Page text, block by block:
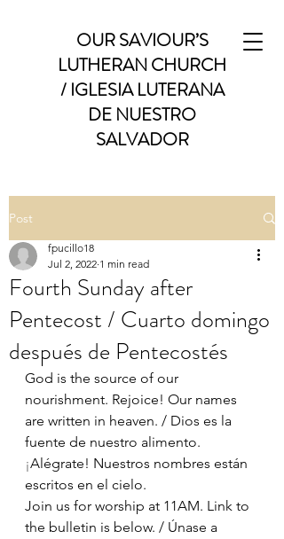
OUR SAVIOUR’S
LUTHERAN CHURCH
/ IGLESIA LUTERANA
DE NUESTRO
SALVADOR
Post
Fourth Sunday after
Pentecost / Cuarto domingo
después de Pentecostés
fpucillo18
Jul 2, 2022 1 min read
God is the source of our
nourishment. Rejoice! Our names
are written in heaven. / Dios es la
fuente de nuestro alimento.
¡Alégrate! Nuestros nombres están
escritos en el cielo.
Join us for worship at 11AM. Link to
the bulletin is below. / Únase a